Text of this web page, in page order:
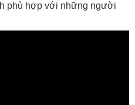
phù hợp với những người